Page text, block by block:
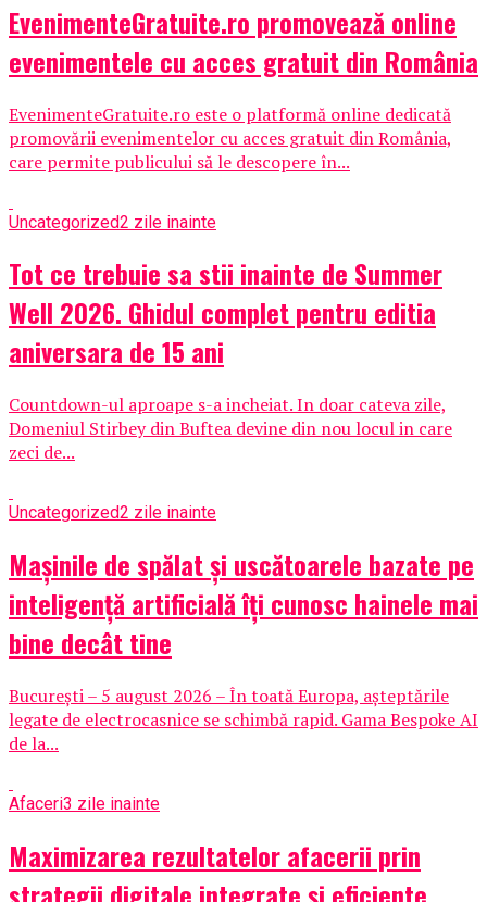
EvenimenteGratuite.ro promovează online
evenimentele cu acces gratuit din România
EvenimenteGratuite.ro este o platformă online dedicată
promovării evenimentelor cu acces gratuit din România,
care permite publicului să le descopere în...
Uncategorized2 zile inainte
Tot ce trebuie sa stii inainte de Summer
Well 2026. Ghidul complet pentru editia
aniversara de 15 ani
Countdown-ul aproape s-a incheiat. In doar cateva zile,
Domeniul Stirbey din Buftea devine din nou locul in care
zeci de...
Uncategorized2 zile inainte
Mașinile de spălat și uscătoarele bazate pe
inteligență artificială îți cunosc hainele mai
bine decât tine
București – 5 august 2026 – În toată Europa, așteptările
legate de electrocasnice se schimbă rapid. Gama Bespoke AI
de la...
Afaceri3 zile inainte
Maximizarea rezultatelor afacerii prin